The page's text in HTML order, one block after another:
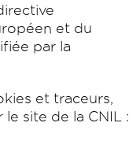
et du
par la
et traceurs,
site de la CNIL :